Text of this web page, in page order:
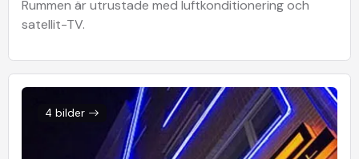
Rummen är utrustade med luftkonditionering och
satellit-TV.
4 bilder